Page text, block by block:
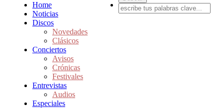
Home
Noticias
Discos
Novedades
Clásicos
Conciertos
Avisos
Crónicas
Festivales
Entrevistas
Audios
Especiales